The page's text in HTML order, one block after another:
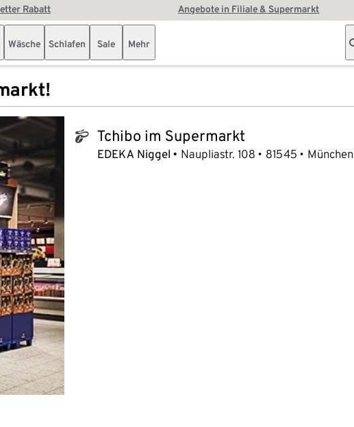
Rabatt Angebote in Filiale & Supermarkt
Wäsche Schlafen Sale Mehr
tchibo_logo Tchibo im Supermarkt
EDEKA Niggel Naupliastr. 108 81545 München